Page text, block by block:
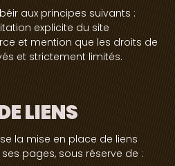
aux principes suivants :
explicite du site
et mention que les droits de
et strictement limités.
LIENS
la mise en place de liens
pages, sous réserve de :